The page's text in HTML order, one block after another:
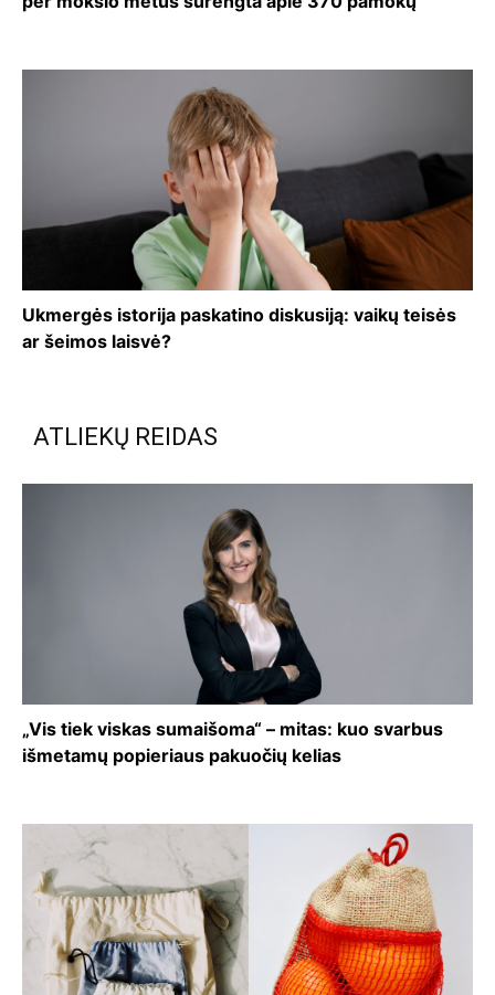
Ukmergės istorija paskatino diskusiją: vaikų teisės
ar šeimos laisvė?
ATLIEKŲ REIDAS
„Vis tiek viskas sumaišoma“ – mitas: kuo svarbus
išmetamų popieriaus pakuočių kelias